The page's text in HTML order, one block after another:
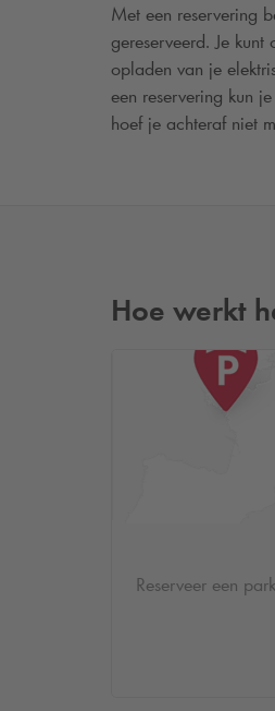
Met een reservering
gereserveerd. Je
opladen van je
een reservering kun
hoef je achteraf niet
Hoe werkt
Reserveer een